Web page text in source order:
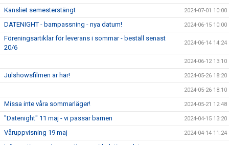
Kansliet semesterstängt 2024-07-01 10:00
DATENIGHT - barnpassning - nya datum! 2024-06-15 10:00
Föreningsartiklar för leverans i sommar - beställ senast
20/6
2024-06-14 14:24
2024-06-12 13:10
Julshowsfilmen är här! 2024-05-26 18:20
2024-05-26 18:10
Missa inte våra sommarläger! 2024-05-21 12:48
"Datenight" 11 maj - vi passar barnen 2024-04-15 13:20
Våruppvisning 19 maj 2024-04-14 11:24